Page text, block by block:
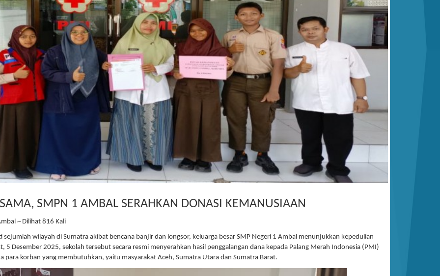
SMPN 1 AMBAL SERAHKAN DONASI KEMANUSIAAN
~ Dilihat 816 Kali
wilayah di Sumatra akibat bencana banjir dan longsor, keluarga besar SMP Negeri 1 Ambal menunjukkan kepedulian
5 Desember 2025, sekolah tersebut secara resmi menyerahkan hasil penggalangan dana kepada Palang Merah Indonesia (PMI)
korban yang membutuhkan, yaitu masyarakat Aceh, Sumatra Utara dan Sumatra Barat.